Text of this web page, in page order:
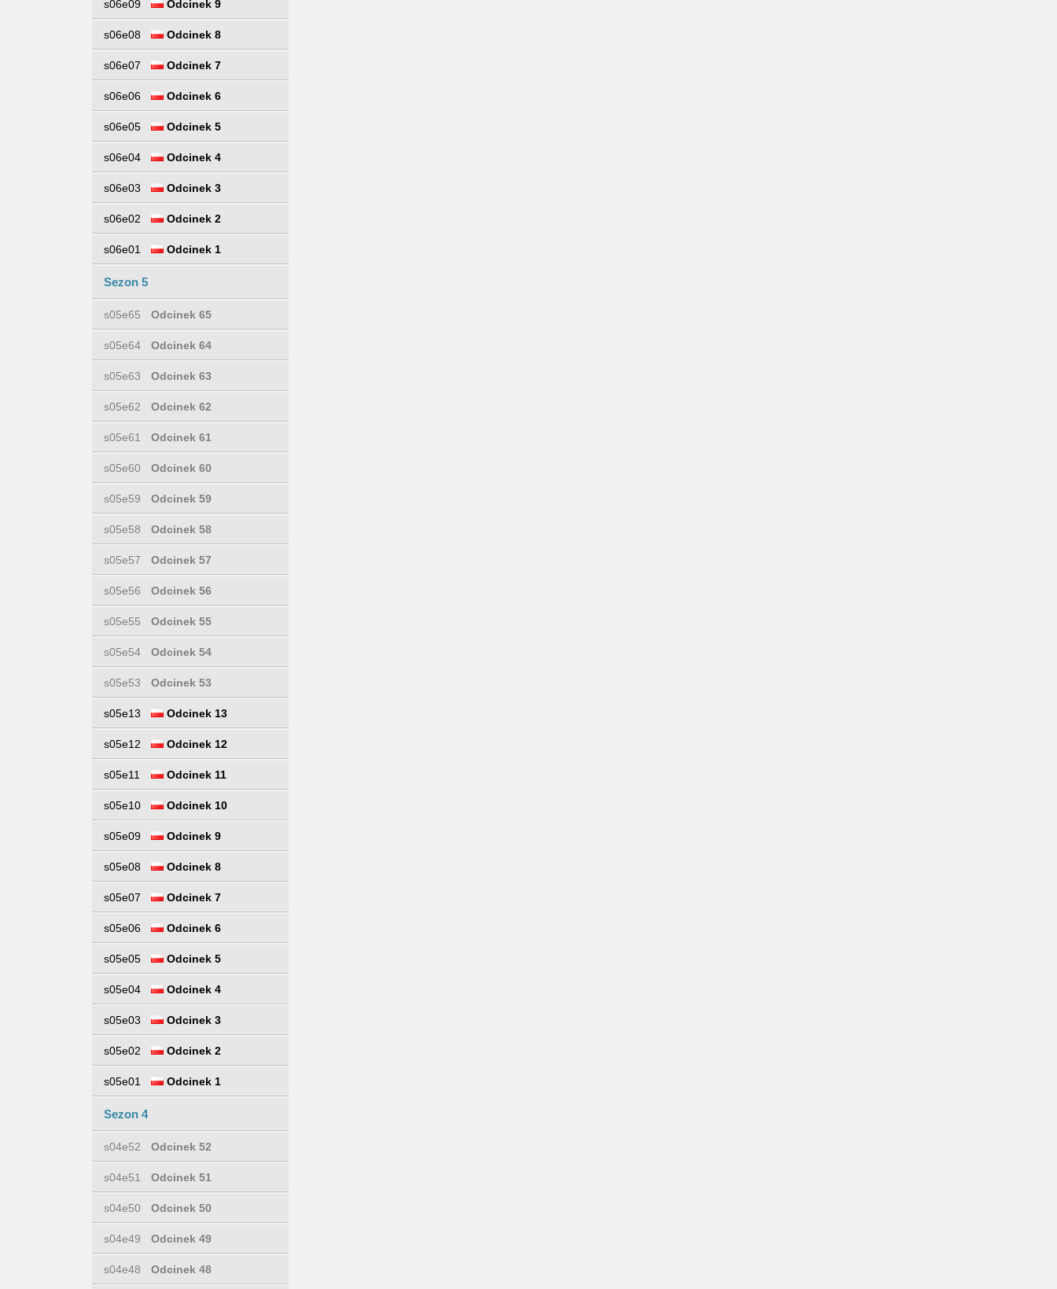
s06e09 Odcinek 9
s06e08 Odcinek 8
s06e07 Odcinek 7
s06e06 Odcinek 6
s06e05 Odcinek 5
s06e04 Odcinek 4
s06e03 Odcinek 3
s06e02 Odcinek 2
s06e01 Odcinek 1
Sezon 5
s05e65 Odcinek 65
s05e64 Odcinek 64
s05e63 Odcinek 63
s05e62 Odcinek 62
s05e61 Odcinek 61
s05e60 Odcinek 60
s05e59 Odcinek 59
s05e58 Odcinek 58
s05e57 Odcinek 57
s05e56 Odcinek 56
s05e55 Odcinek 55
s05e54 Odcinek 54
s05e53 Odcinek 53
s05e13 Odcinek 13
s05e12 Odcinek 12
s05e11 Odcinek 11
s05e10 Odcinek 10
s05e09 Odcinek 9
s05e08 Odcinek 8
s05e07 Odcinek 7
s05e06 Odcinek 6
s05e05 Odcinek 5
s05e04 Odcinek 4
s05e03 Odcinek 3
s05e02 Odcinek 2
s05e01 Odcinek 1
Sezon 4
s04e52 Odcinek 52
s04e51 Odcinek 51
s04e50 Odcinek 50
s04e49 Odcinek 49
s04e48 Odcinek 48